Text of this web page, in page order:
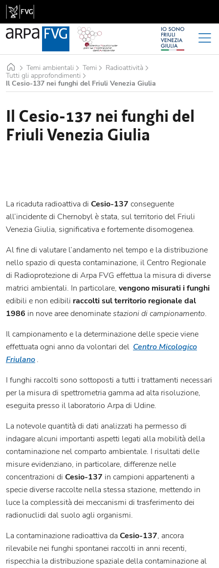
HomeTemi ambientali Temi
Radioattività
Tutti gli approfondimenti
Il Cesio-137 nei funghi del Friuli Venezia Giulia
Il Cesio-137 nei funghi del
Friuli Venezia Giulia
La ricaduta radioattiva di Cesio-137 conseguente
all’incidente di Chernobyl è stata, sul territorio del Friuli
Venezia Giulia, significativa e fortemente disomogenea.
Al fine di valutare l’andamento nel tempo e la distribuzione
nello spazio di questa contaminazione, il Centro Regionale
di Radioprotezione di Arpa FVG effettua la misura di diverse
matrici ambientali. In particolare, vengono misurati i funghi
edibili e non edibili raccolti sul territorio regionale dal
1986 in nove aree denominatestazioni di campionamento.
Il campionamento e la determinazione delle specie viene
effettuata ogni anno da volontari del Centro Micologico
Friulano.
I funghi raccolti sono sottoposti a tutti i trattamenti necessari
per la misura di spettrometria gamma ad alta risoluzione,
eseguita presso il laboratorio Arpa di Udine.
La notevole quantità di dati analizzati ha permesso di
indagare alcuni importanti aspetti legati alla mobilità della
contaminazione nel comparto ambientale. I risultati delle
misure evidenziano, in particolare, differenze nelle
concentrazioni di Cesio-137 in campioni appartenenti a
specie diverse raccolte nella stessa stazione, mettendo in
luce la complessità dei meccanismi di trasferimento dei
radionuclidi dal suolo agli organismi.
La contaminazione radioattiva da Cesio-137, ancora
rilevabile nei funghi spontanei raccolti in anni recenti,
rispecchia la distribuzione spaziale della contaminazione al